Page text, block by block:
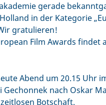
gerade
in der Kategorie
gratulieren!
Film Awards findet
Abend um 20.15 Uhr
nach Oskar
Botschaft.